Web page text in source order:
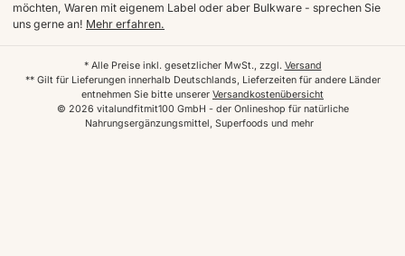
möchten, Waren mit eigenem Label oder aber Bulkware - sprechen Sie
uns gerne an! Mehr erfahren.
© 2026 vitalundfitmit100 GmbH - der Onlineshop für natürliche
Nahrungsergänzungsmittel, Superfoods und mehr
* Alle Preise inkl. gesetzlicher MwSt., zzgl. Versand
** Gilt für Lieferungen innerhalb Deutschlands, Lieferzeiten für andere Länder
entnehmen Sie bitte unserer Versandkostenübersicht